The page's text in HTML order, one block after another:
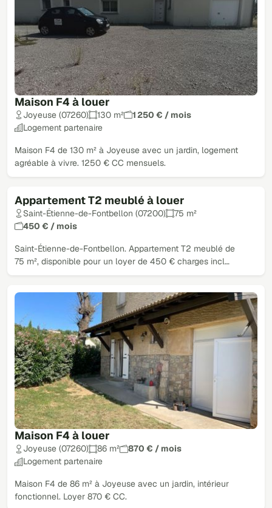
Maison F4 à louer
Joyeuse (07260) 130 m²
1 250 € / mois
Logement partenaire
Maison F4 de 130 m² à Joyeuse avec un jardin, logement
agréable à vivre. 1250 € CC mensuels.
Appartement T2 meublé à louer
Loué
Saint-Étienne-de-Fontbellon (07200)
75 m²
450 € / mois
Saint-Étienne-de-Fontbellon. Appartement T2 meublé de
75 m², disponible pour un loyer de 450 € charges incl…
Maison F4 à louer
Joyeuse (07260) 86 m²
870 € / mois
Logement partenaire
Maison F4 de 86 m² à Joyeuse avec un jardin, intérieur
fonctionnel. Loyer 870 € CC.